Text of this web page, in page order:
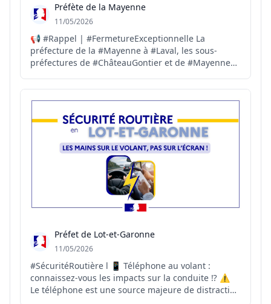
Préfète de la Mayenne
11/05/2026
📢 #Rappel | #FermetureExceptionnelle La
préfecture de la #Mayenne à #Laval, les sous-
préfectures de #ChâteauGontier et de #Mayenne
exceptionnellement fermés le vendredi 1⃣5⃣ mai
2⃣0⃣2⃣6⃣. ➡️ Réouverture aux horaires habituels
Préfet de Lot-et-Garonne
11/05/2026
#SécuritéRoutière l 📱 Téléphone au volant :
connaissez-vous les impacts sur la conduite ⁉️ ⚠️
Le téléphone est une source majeure de distraction